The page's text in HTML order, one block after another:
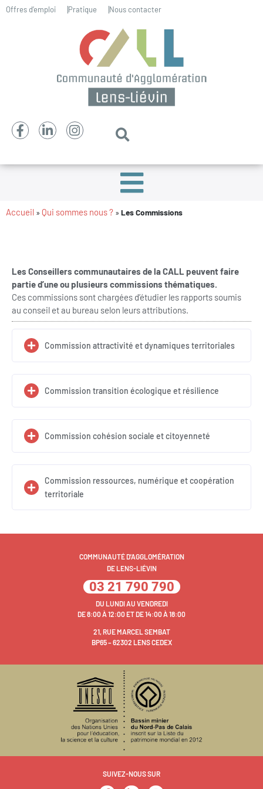
Offres d’emploi Pratique Nous contacter
Accueil » Qui sommes nous ? » Les Commissions
Les Conseillers communautaires de la CALL peuvent faire
partie d’une ou plusieurs commissions thématiques.
Ces commissions sont chargées d’étudier les rapports soumis
au conseil et au bureau selon leurs attributions.
Commission attractivité et dynamiques territoriales
Commission transition écologique et résilience
Commission cohésion sociale et citoyenneté
Commission ressources, numérique et coopération
territoriale
COMMUNAUTÉ D'AGGLOMÉRATION
DE LENS-LIÉVIN
03 21 790 790
DU LUNDI AU VENDREDI
DE 8:00 À 12:00 ET DE 14:00 À 18:00
21, RUE MARCEL SEMBAT
BP65 – 62302 LENS CEDEX
SUIVEZ-NOUS SUR